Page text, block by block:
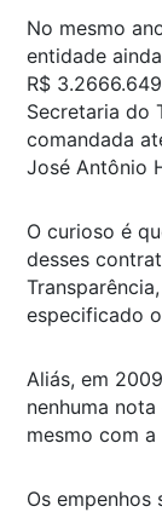
No mesmo
entidade
R$
Secretaria do
comandada
José Antônio
O curioso é
desses
especificado
Aliás, em
nenhuma
mesmo com a
Os empenhos